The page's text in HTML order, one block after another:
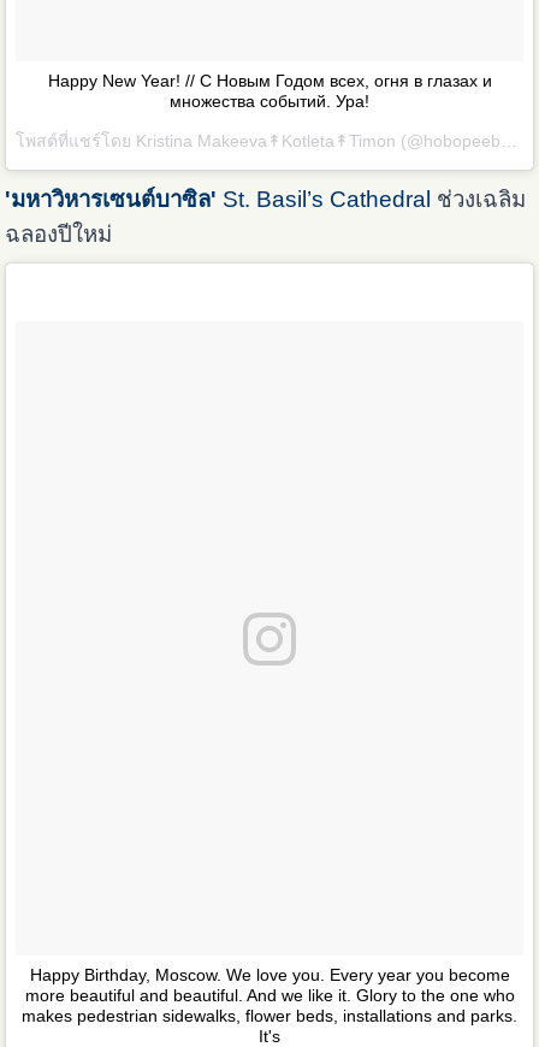
Happy New Year! // С Новым Годом всех, огня в глазах и
множества событий. Ура!
โพสต์ที่แชร์โดย Kristina Makeeva↟Kotleta↟Timon (@hobopeeba) เมื่อ
'มหาวิหารเซนต์บาซิล' St. Basil’s Cathedral ช่วงเฉลิม
ฉลองปีใหม่
Happy Birthday, Moscow. We love you. Every year you become
more beautiful and beautiful. And we like it. Glory to the one who
makes pedestrian sidewalks, flower beds, installations and parks.
It's